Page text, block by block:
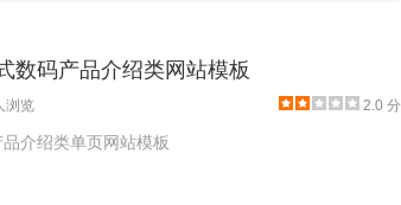
数码产品介绍类网站模板
浏览 2.0 分
介绍类单页网站模板